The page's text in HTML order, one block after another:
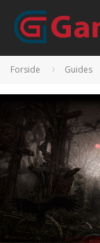
Forside Guides